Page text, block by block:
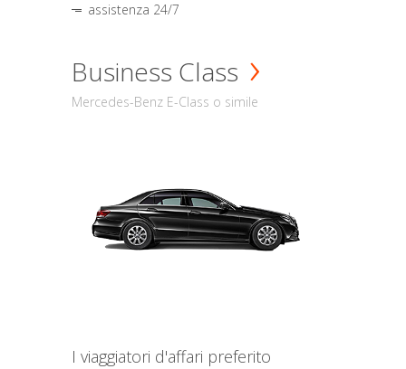
assistenza 24/7
Business Class
Mercedes-Benz E-Class o simile
I viaggiatori d'affari preferito